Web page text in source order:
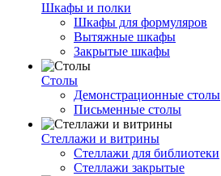
Шкафы и полки
Шкафы для формуляров
Вытяжные шкафы
Закрытые шкафы
Столы
Демонстрационные столы
Письменные столы
Стеллажи и витрины
Стеллажи для библиотеки
Стеллажи закрытые